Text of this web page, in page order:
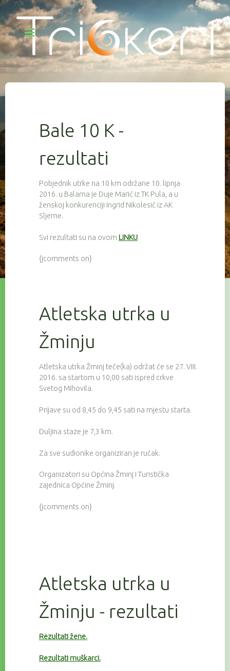
Bale 10 K -
rezultati
Pobjednik utrke na 10 km održane 10. lipnja
2016. u Balama je Duje Marić iz TK Pula, a u
ženskoj konkurenciji Ingrid Nikolesić iz AK
Sljeme.
Svi rezultati su na ovom LINKU.
{jcomments on}
Atletska utrka u
Žminju
Atletska utrka Žminj teče(ka) održat će se 27. VIII.
2016. sa startom u 10,00 sati ispred crkve
Svetog Mihovila.
Prijave su od 8,45 do 9,45 sati na mjestu starta.
Duljina staze je 7,3 km.
Za sve sudionike organiziran je ručak.
Organizatori su Općina Žminj i Turistička
zajednica Općine Žminj.
{jcomments on}
Atletska utrka u
Žminju - rezultati
Rezultati žene.
Rezultati muškarci.